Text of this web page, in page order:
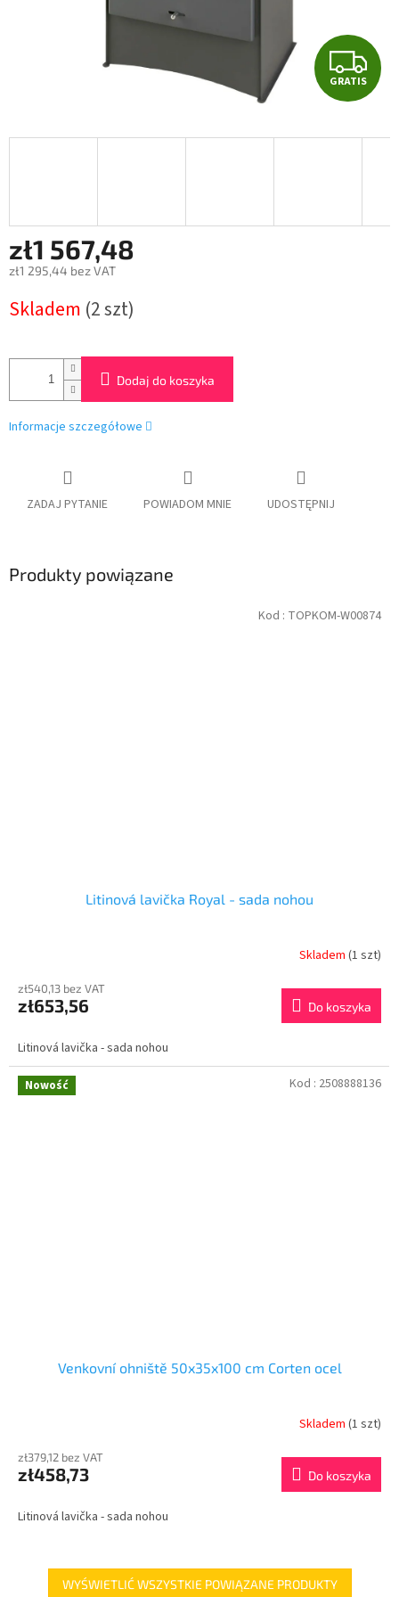
G
R
A
GRATIS
zł1 567,48
zł1 295,44 bez VAT
jednostkowa:
Skladem (2 szt)
Dodaj do koszyka
Informacje szczegółowe
ZADAJ PYTANIE POWIADOM MNIE UDOSTĘPNIJ
Produkty powiązane
Litinová lavička Royal - sada nohou
Skladem (1 szt)
zł540,13 bez VAT
zł653,56 Do koszyka
Litinová lavička - sada nohou
Kod : TOPKOM-W00874
Nowość
Venkovní ohniště 50x35x100 cm Corten ocel
Skladem (1 szt)
zł379,12 bez VAT
zł458,73 Do koszyka
Litinová lavička - sada nohou
Kod : 2508888136
WYŚWIETLIĆ WSZYSTKIE POWIĄZANE PRODUKTY